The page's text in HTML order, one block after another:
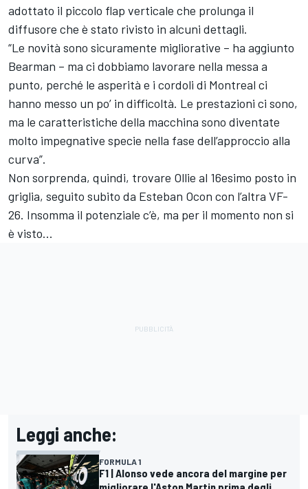
adottato il piccolo flap verticale che prolunga il
diffusore che è stato rivisto in alcuni dettagli.
“Le novità sono sicuramente migliorative – ha aggiunto
Bearman – ma ci dobbiamo lavorare nella messa a
punto, perché le asperità e i cordoli di Montreal ci
hanno messo un po’ in difficoltà. Le prestazioni ci sono,
ma le caratteristiche della macchina sono diventate
molto impegnative specie nella fase dell’approccio alla
curva”.
Non sorprenda, quindi, trovare Ollie al 16esimo posto in
griglia, seguito subito da Esteban Ocon con l’altra VF-
26. Insomma il potenziale c’è, ma per il momento non si
è visto...
Leggi anche:
FORMULA 1
F1 | Alonso vede ancora del margine per
migliorare l'Aston Martin prima degli